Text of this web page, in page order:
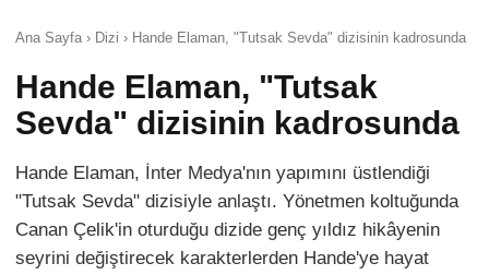
Ana Sayfa › Dizi › Hande Elaman, "Tutsak Sevda" dizisinin kadrosunda
Hande Elaman, "Tutsak
Sevda" dizisinin kadrosunda
Hande Elaman, İnter Medya'nın yapımını üstlendiği
"Tutsak Sevda" dizisiyle anlaştı. Yönetmen koltuğunda
Canan Çelik'in oturduğu dizide genç yıldız hikâyenin
seyrini değiştirecek karakterlerden Hande'ye hayat